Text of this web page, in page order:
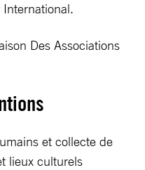
International.
Des Associations
et collecte de
lieux culturels